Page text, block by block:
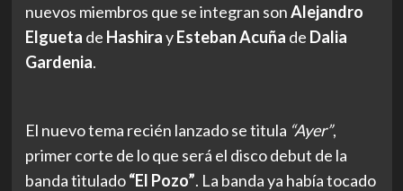
nuevos miembros que se integran sonAlejandro
Elgueta de HashirayEsteban Acuña de Dalia
Gardenia.
El nuevo tema recién lanzado se titula “Ayer”,
primer corte de lo que será el disco debut de la
banda titulado“El Pozo”. La banda ya había tocado